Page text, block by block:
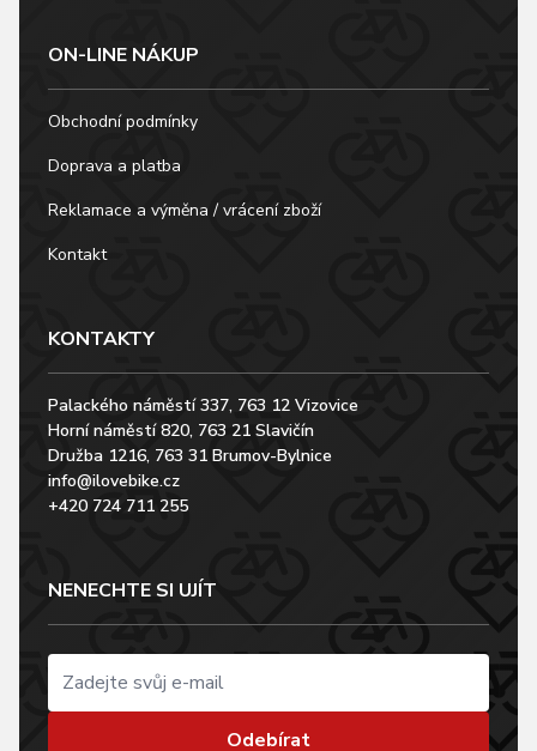
ON-LINE NÁKUP
Obchodní podmínky
Doprava a platba
Reklamace a výměna / vrácení zboží
Kontakt
KONTAKTY
Palackého náměstí 337, 763 12 Vizovice
Horní náměstí 820, 763 21 Slavičín
Družba 1216, 763 31 Brumov-Bylnice
info@ilovebike.cz
+420 724 711 255
NENECHTE SI UJÍT
Odebírat